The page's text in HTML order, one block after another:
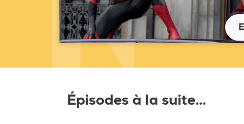
Épisodes à la suite...